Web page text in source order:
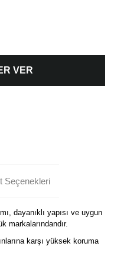
VER
Seçenekleri
dayanıklı yapısı ve uygun
markalarındandır.
karşı yüksek koruma